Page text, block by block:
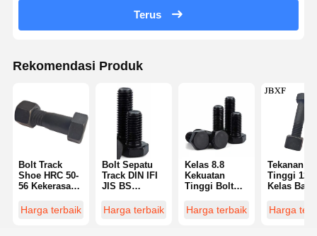
Terus
Rekomendasi Produk
Bolt Track
Shoe HRC 50-
56 Kekerasan
Lapisan Seng
Lempeng
Harga terbaik
Bolt Sepatu
Track DIN IFI
JIS BS
Grade
Panjang
Harga terbaik
Kelas 8.8
Kekuatan
Tinggi Bolt
Hexagonal
Dan Kacang
Harga terbaik
Tekanan
Tinggi 12,9
Kelas Baja
Baja Baja
Baja Baja
Harga